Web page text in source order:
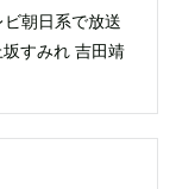
朝日系で放送
すみれ 吉田靖